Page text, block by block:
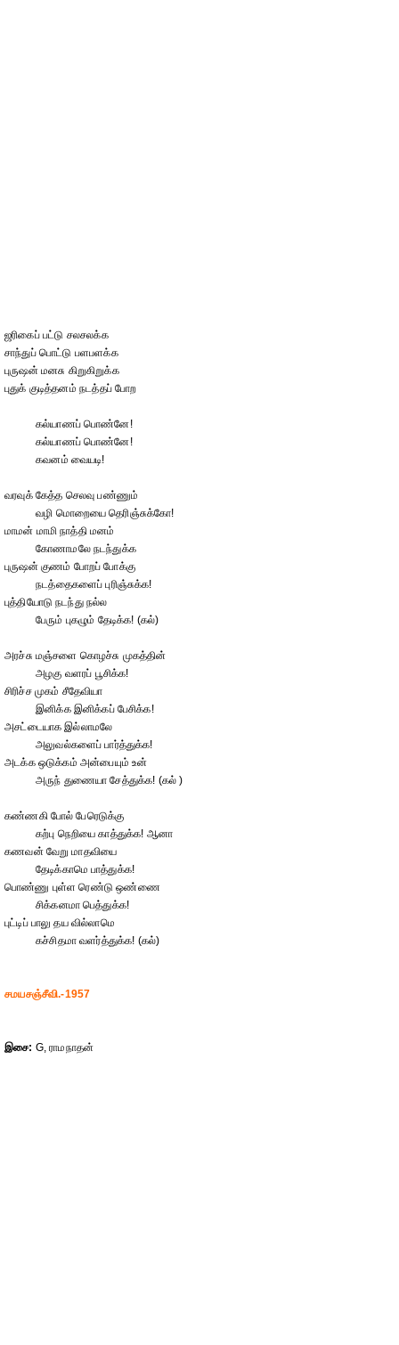
ஜரிகைப் பட்டு சலசலக்க
சாந்துப் பொட்டு பளபளக்க
புருஷன் மனசு கிறுகிறுக்க
புதுக் குடித்தனம் நடத்தப் போற
கல்யாணப் பொண்னே!
கல்யாணப் பொண்னே!
கவனம் வையடி!
வரவுக் கேத்த செலவு பண்ணும்
வழி மொறையை தெரிஞ்சுக்கோ!
மாமன் மாமி நாத்தி மனம்
கோணாமலே நடந்துக்க
புருஷன் குணம் போறப் போக்கு
நடத்தைகளைப் புரிஞ்சுக்க!
புத்தியோடு நடந்து நல்ல
பேரும் புகழும் தேடிக்க! (கல்)
அரச்சு மஞ்சளை கொழச்சு முகத்தின்
அழகு வளரப் பூசிக்க!
சிரிச்ச முகம் சீதேவியா
இனிக்க இனிக்கப் பேசிக்க!
அசட்டையாக இல்லாமலே
அலுவல்களைப் பார்த்துக்க!
அடக்க ஒடுக்கம் அன்பையும் உன்
அருந் துணையா சேத்துக்க! (கல் )
கண்ணகி போல் பேரெடுக்கு
கற்பு நெறியை காத்துக்க! ஆனா
கணவன் வேறு மாதவியை
தேடிக்காமெ பாத்துக்க!
பொண்ணு புள்ள ரெண்டு ஒண்ணை
சிக்கனமா பெத்துக்க!
புட்டிப் பாலு தய வில்லாமெ
கச்சிதமா வளர்த்துக்க! (கல்)
சமயசஞ்சீவி.-1957
இசை: G, ராமநாதன்